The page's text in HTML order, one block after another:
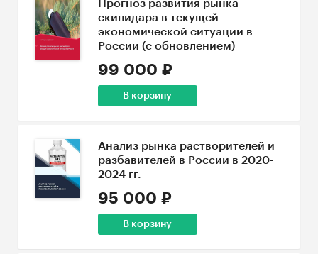
Прогноз развития рынка
скипидара в текущей
экономической ситуации в
России (с обновлением)
99 000 ₽
В корзину
Анализ рынка растворителей и
разбавителей в России в 2020-
2024 гг.
95 000 ₽
В корзину